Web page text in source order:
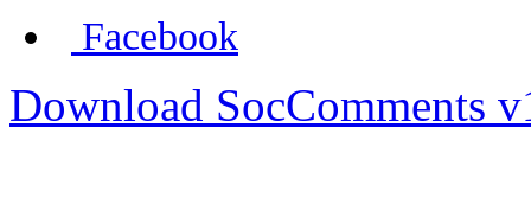
Facebook
Download SocComments